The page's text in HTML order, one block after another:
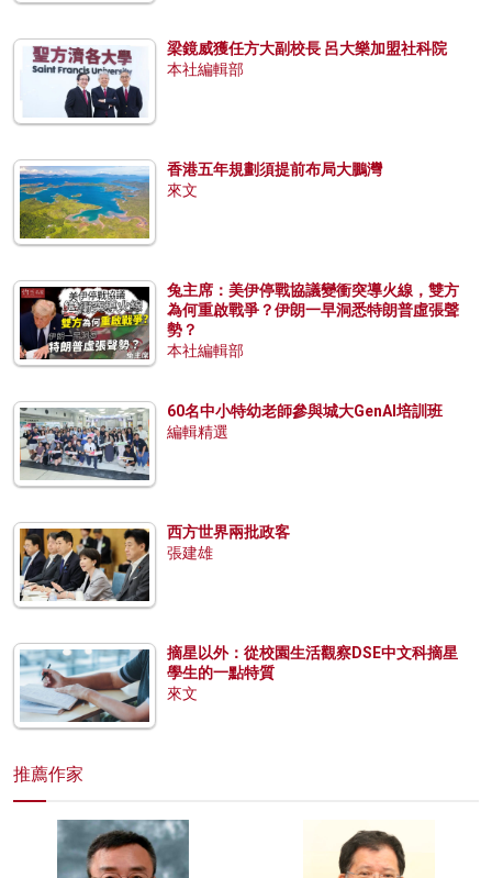
梁鏡威獲任方大副校長 呂大樂加盟社科院
本社編輯部
香港五年規劃須提前布局大鵬灣
來文
兔主席：美伊停戰協議變衝突導火線，雙方
為何重啟戰爭？伊朗一早洞悉特朗普虛張聲
勢？
本社編輯部
60名中小特幼老師參與城大GenAI培訓班
編輯精選
西方世界兩批政客
張建雄
摘星以外：從校園生活觀察DSE中文科摘星
學生的一點特質
來文
推薦作家